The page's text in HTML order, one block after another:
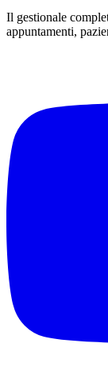
Il gestionale
appuntamenti,